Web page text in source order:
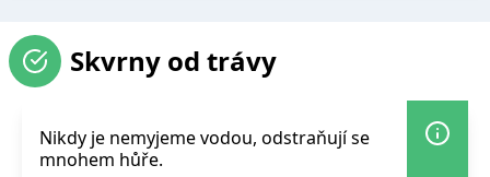
Skvrny od trávy
Nikdy je nemyjeme vodou, odstraňují se
mnohem hůře.